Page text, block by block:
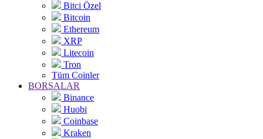
Bitci Özel
Bitcoin
Ethereum
XRP
Litecoin
Tron
Tüm Coinler
BORSALAR
Binance
Huobi
Coinbase
Kraken